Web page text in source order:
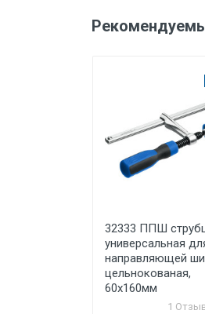
Срок
Дата
Срок
Ваше
32333 ППШ
универсальная
направляющей
цельнокованая,
60х160мм
1